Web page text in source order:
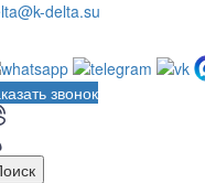
delta.su
звонок